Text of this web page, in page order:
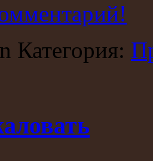
Категория: